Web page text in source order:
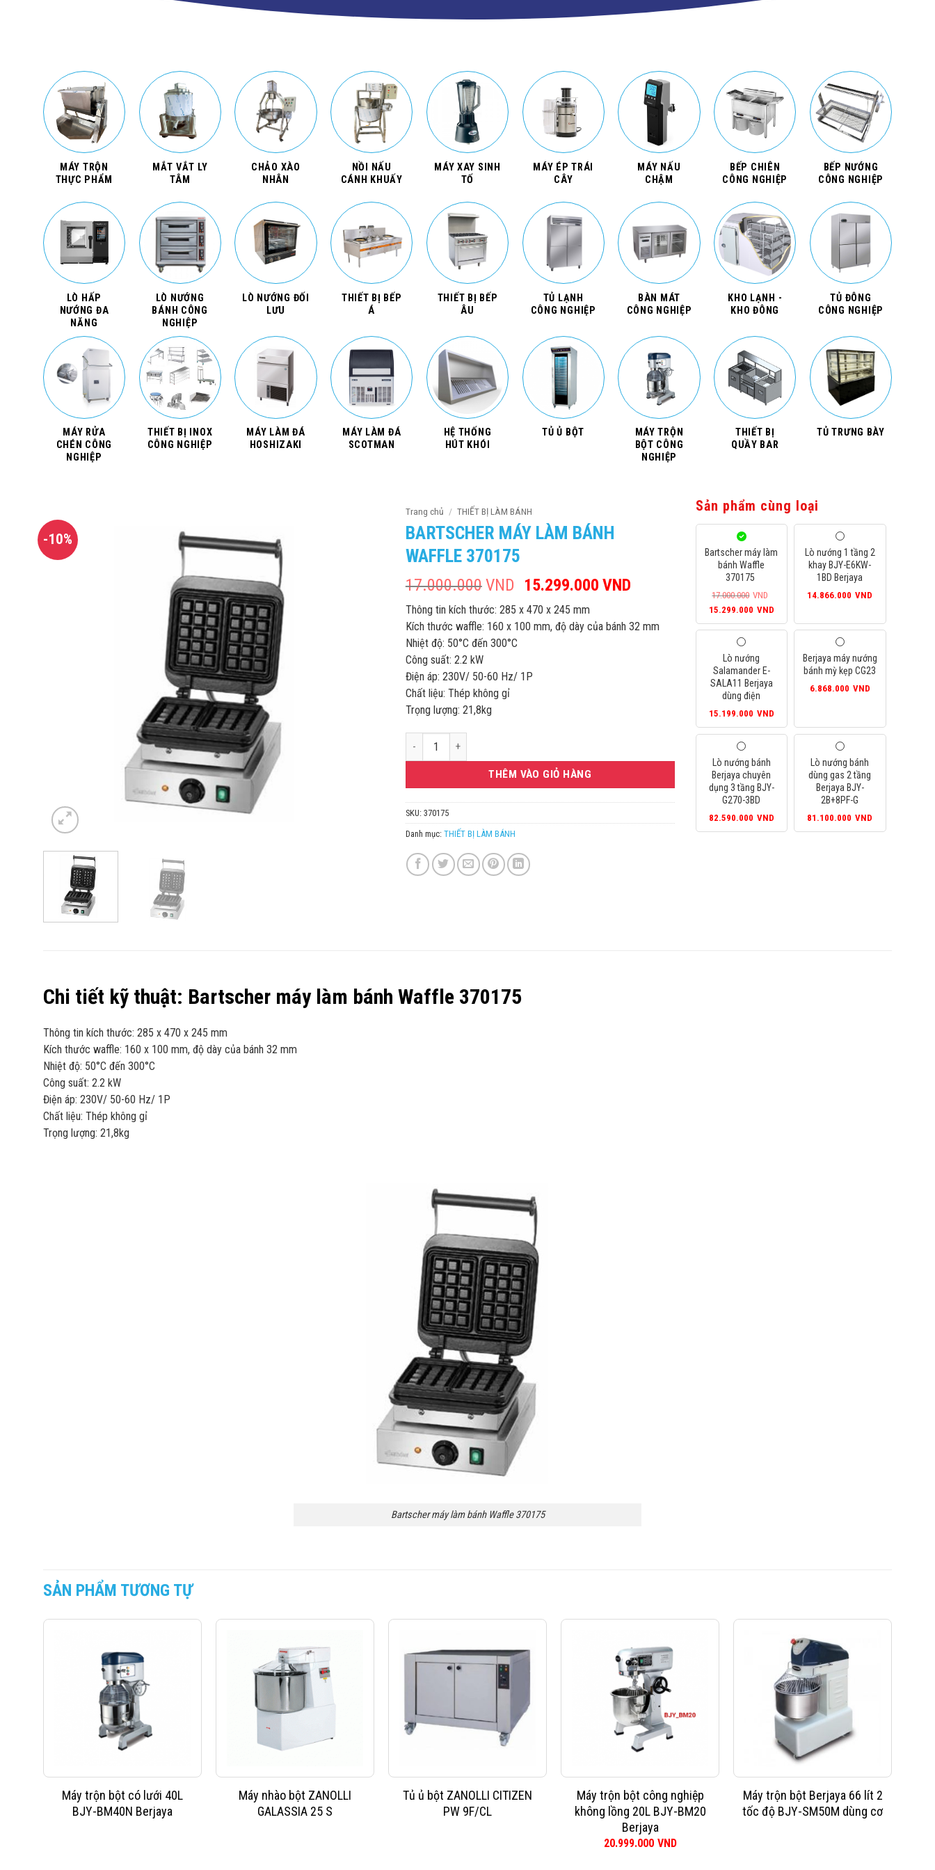
MÁY TRỘN
THỰC PHẨM
MẮT VẮT LY
TÂM
CHẢO XÀO
NHÂN
NỒI NẤU
CÁNH KHUẤY
MÁY XAY SINH
TỐ
MÁY ÉP TRÁI
CÂY
MÁY NẤU
CHẬM
BẾP CHIÊN
CÔNG NGHIỆP
BẾP NƯỚNG
CÔNG NGHIỆP
LÒ HẤP
NƯỚNG ĐA
NĂNG
LÒ NƯỚNG
BÁNH CÔNG
NGHIỆP
LÒ NƯỚNG ĐỐI
LƯU
THIẾT BỊ BẾP
Á
THIẾT BỊ BẾP
ÂU
TỦ LẠNH
CÔNG NGHIỆP
BÀN MÁT
CÔNG NGHIỆP
KHO LẠNH -
KHO ĐÔNG
TỦ ĐÔNG
CÔNG NGHIỆP
MÁY RỬA
CHÉN CÔNG
NGHIỆP
THIẾT BỊ INOX
CÔNG NGHIỆP
MÁY LÀM ĐÁ
HOSHIZAKI
MÁY LÀM ĐÁ
SCOTMAN
HỆ THỐNG
HÚT KHÓI
TỦ Ủ BỘT
MÁY TRỘN
BỘT CÔNG
NGHIỆP
THIẾT BỊ
QUẦY BAR
TỦ TRƯNG BÀY
-10%
Trang chủ / THIẾT BỊ LÀM BÁNH
BARTSCHER MÁY LÀM BÁNH
WAFFLE 370175
17.000.000VND
Giá
gốc
là:
17.000.000VND.
15.299.000 VND
tại
là:
15.299.000VND.
Thông tin kích thước: 285 x 470 x 245 mm
Kích thước waffle: 160 x 100 mm, độ dày của bánh 32 mm
Nhiệt độ: 50°C đến 300°C
Công suất: 2.2 kW
Điện áp: 230V/ 50-60 Hz/ 1P
Chất liệu: Thép không gỉ
Trọng lượng: 21,8kg
Bartscher máy làm bánh Waffle 370175 số lượng
THÊM VÀO GIỎ HÀNG
SKU: 370175
Danh mục: THIẾT BỊ LÀM BÁNH
Sản phẩm cùng loại
Bartscher máy làm
bánh Waffle
370175
17.000.000 VND
Giá
gốc
17.000.000VND.
15.299.000 VND
hiện
15.299.000VND.
Lò nướng 1 tầng 2
khay BJY-E6KW-
1BD Berjaya
14.866.000 VND
Lò nướng
Salamander E-
SALA11 Berjaya
dùng điện
15.199.000 VND
Berjaya máy nướng
bánh mỳ kẹp CG23
6.868.000 VND
Lò nướng bánh
Berjaya chuyên
dụng 3 tầng BJY-
G270-3BD
82.590.000 VND
Lò nướng bánh
dùng gas 2 tầng
Berjaya BJY-
2B+8PF-G
81.100.000 VND
Chi tiết kỹ thuật: Bartscher máy làm bánh Waffle 370175
Thông tin kích thước: 285 x 470 x 245 mm
Kích thước waffle: 160 x 100 mm, độ dày của bánh 32 mm
Nhiệt độ: 50°C đến 300°C
Công suất: 2.2 kW
Điện áp: 230V/ 50-60 Hz/ 1P
Chất liệu: Thép không gỉ
Trọng lượng: 21,8kg
Bartscher máy làm bánh Waffle 370175
SẢN PHẨM TƯƠNG TỰ
Máy trộn bột có lưới 40L
BJY-BM40N Berjaya
Máy nhào bột ZANOLLI
GALASSIA 25 S
Tủ ủ bột ZANOLLI CITIZEN
PW 9F/CL
Máy trộn bột công nghiệp
không lồng 20L BJY-BM20
Berjaya
20.999.000 VND
Máy trộn bột Berjaya 66 lít 2
tốc độ BJY-SM50M dùng cơ